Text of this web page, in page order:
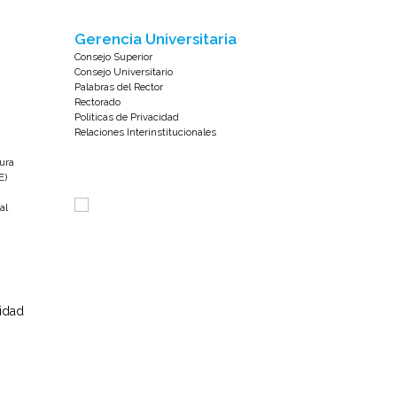
Gerencia Universitaria
Consejo Superior
Consejo Universitario
Palabras del Rector
Rectorado
Políticas de Privacidad
Relaciones Interinstitucionales